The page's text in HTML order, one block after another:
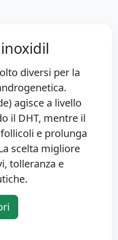
diversi per la
agisce a livello
il DHT, mentre il
e prolunga
scelta migliore
tolleranza e